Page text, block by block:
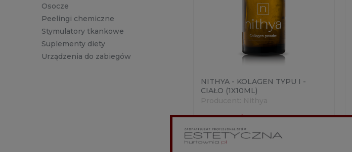
Osocze
Peelingi chemiczne
Stymulatory tkankowe
Suplementy diety
Urządzenia do zabiegów
NITHYA - KOLAGEN TYPU I -
CIAŁO (1X10ML)
629,00 zł